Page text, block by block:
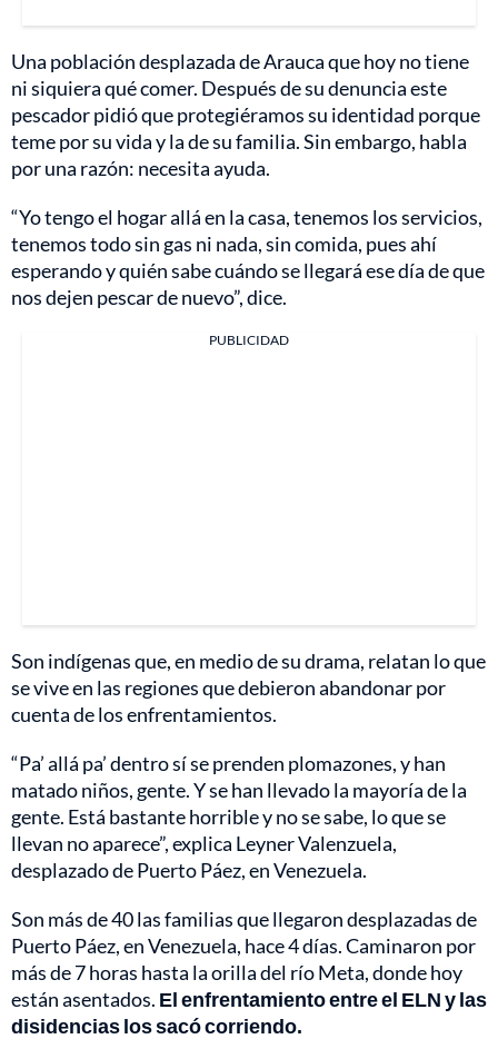
Una población desplazada de Arauca que hoy no tiene
ni siquiera qué comer. Después de su denuncia este
pescador pidió que protegiéramos su identidad porque
teme por su vida y la de su familia. Sin embargo, habla
por una razón: necesita ayuda.
“Yo tengo el hogar allá en la casa, tenemos los servicios,
tenemos todo sin gas ni nada, sin comida, pues ahí
esperando y quién sabe cuándo se llegará ese día de que
nos dejen pescar de nuevo”, dice.
PUBLICIDAD
Son indígenas que, en medio de su drama, relatan lo que
se vive en las regiones que debieron abandonar por
cuenta de los enfrentamientos.
“Pa’ allá pa’ dentro sí se prenden plomazones, y han
matado niños, gente. Y se han llevado la mayoría de la
gente. Está bastante horrible y no se sabe, lo que se
llevan no aparece”, explica Leyner Valenzuela,
desplazado de Puerto Páez, en Venezuela.
Son más de 40 las familias que llegaron desplazadas de
Puerto Páez, en Venezuela, hace 4 días. Caminaron por
más de 7 horas hasta la orilla del río Meta, donde hoy
están asentados. El enfrentamiento entre el ELN y las
disidencias los sacó corriendo.